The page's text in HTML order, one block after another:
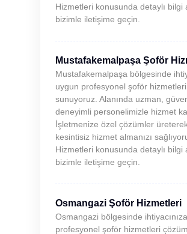
Hizmetleri konusunda detaylı bilgi
bizimle iletişime geçin.
Mustafakemalpaşa Şoför
Mustafakemalpaşa bölgesinde
uygun profesyonel şoför
sunuyoruz. Alanında uzman,
deneyimli personelimizle hizmet
İşletmenize özel çözümler
kesintisiz hizmet almanızı
Hizmetleri konusunda detaylı bilgi
bizimle iletişime geçin.
Osmangazi Şoför Hizmetleri
Osmangazi bölgesinde
profesyonel şoför hizmetleri